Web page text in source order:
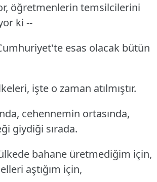
öğretmenlerin temsilcilerini
ki --
esas olacak bütün
işte o zaman atılmıştır.
cehennemin ortasında,
giydiği sırada.
bahane üretmediğim için,
aştığım için,